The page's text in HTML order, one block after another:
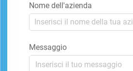
Nome dell'azienda
Messaggio